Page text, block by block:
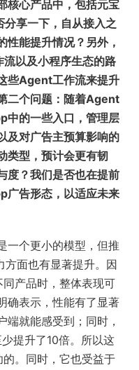
核心产品中，包括元宝
享一下，自从接入之
性能提升情况？另外，
以及小程序生态的路
些Agent工作流来提升
二个问题：随着Agent
中的一些入口，管理层
及对广告主预算影响的
类型，预计会更有韧
度？我们是否也在提前
广告形态，以适应未来
一个更小的模型，但推
面也有显著提升。因
产品时，整体表现可
确表示，性能有了显著
就能感受到；同时，
提升了10倍。所以这
。同时，它也受益于